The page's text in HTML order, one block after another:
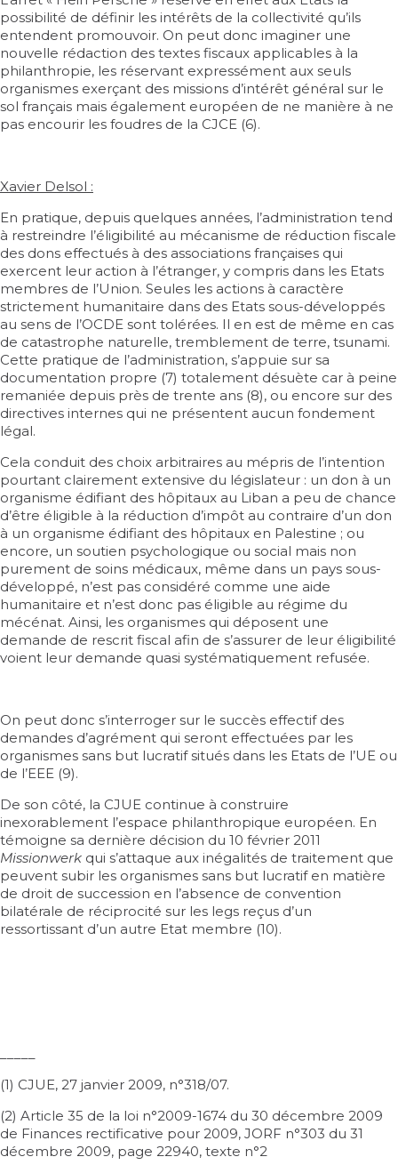
possibilité de définir les intérêts de la collectivité qu’ils
entendent promouvoir. On peut donc imaginer une
nouvelle rédaction des textes fiscaux applicables à la
philanthropie, les réservant expressément aux seuls
organismes exerçant des missions d’intérêt général sur le
sol français mais également européen de ne manière à ne
pas encourir les foudres de la CJCE (6).
Xavier Delsol :
En pratique, depuis quelques années, l’administration tend
à restreindre l’éligibilité au mécanisme de réduction fiscale
des dons effectués à des associations françaises qui
exercent leur action à l’étranger, y compris dans les Etats
membres de l’Union. Seules les actions à caractère
strictement humanitaire dans des Etats sous-développés
au sens de l’OCDE sont tolérées. Il en est de même en cas
de catastrophe naturelle, tremblement de terre, tsunami.
Cette pratique de l’administration, s’appuie sur sa
documentation propre (7) totalement désuète car à peine
remaniée depuis près de trente ans (8), ou encore sur des
directives internes qui ne présentent aucun fondement
légal.
Cela conduit des choix arbitraires au mépris de l’intention
pourtant clairement extensive du législateur : un don à un
organisme édifiant des hôpitaux au Liban a peu de chance
d’être éligible à la réduction d’impôt au contraire d’un don
à un organisme édifiant des hôpitaux en Palestine ; ou
encore, un soutien psychologique ou social mais non
purement de soins médicaux, même dans un pays sous-
développé, n’est pas considéré comme une aide
humanitaire et n’est donc pas éligible au régime du
mécénat. Ainsi, les organismes qui déposent une
demande de rescrit fiscal afin de s’assurer de leur éligibilité
voient leur demande quasi systématiquement refusée.
On peut donc s’interroger sur le succès effectif des
demandes d’agrément qui seront effectuées par les
organismes sans but lucratif situés dans les Etats de l’UE ou
de l’EEE (9).
De son côté, la CJUE continue à construire
inexorablement l’espace philanthropique européen. En
témoigne sa dernière décision du 10 février 2011
Missionwerk qui s’attaque aux inégalités de traitement que
peuvent subir les organismes sans but lucratif en matière
de droit de succession en l’absence de convention
bilatérale de réciprocité sur les legs reçus d’un
ressortissant d’un autre Etat membre (10).
(1) CJUE, 27 janvier 2009, n°318/07.
(2) Article 35 de la loi n°2009-1674 du 30 décembre 2009
de Finances rectificative pour 2009, JORF n°303 du 31
décembre 2009, page 22940, texte n°2